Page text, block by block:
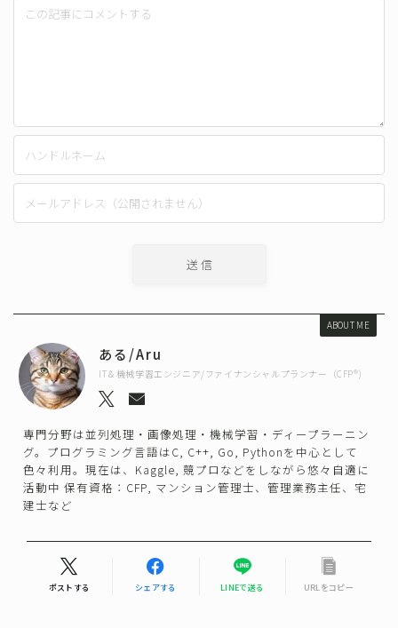
ABOUT ME
ある/Aru
IT＆機械学習エンジニア/ファイナンシャルプランナー（CFP®)
専門分野は並列処理・画像処理・機械学習・ディープラーニン
グ。プログラミング言語はC, C++, Go, Pythonを中心として
色々利用。現在は、Kaggle, 競プロなどをしながら悠々自適に
活動中 保有資格：CFP, マンション管理士、管理業務主任、宅
建士など
ポストする シェアする LINEで送る URLをコピー